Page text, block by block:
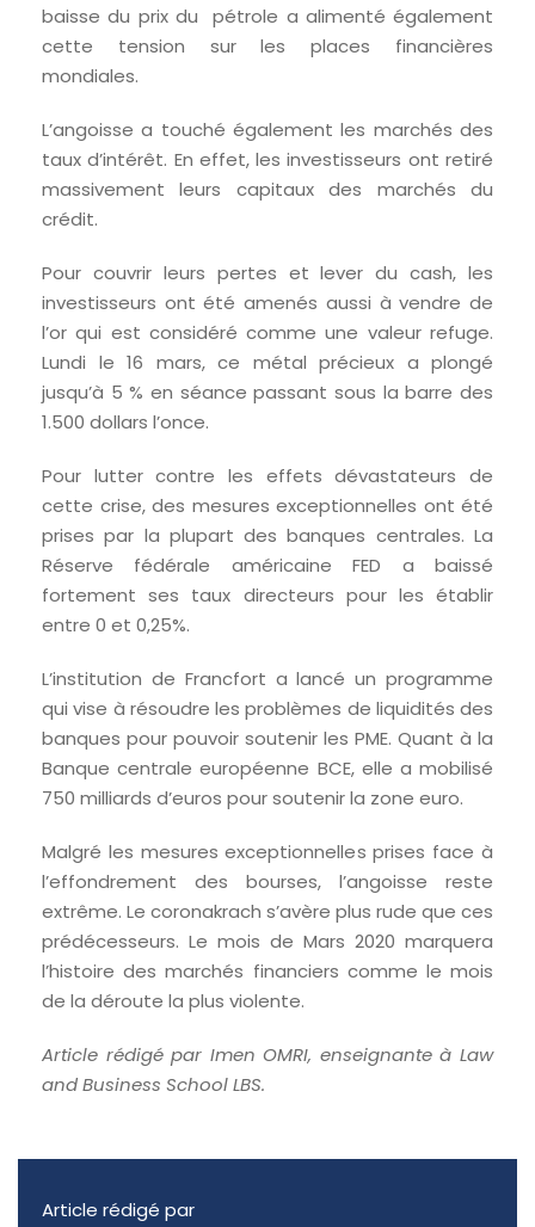
baisse du prix du pétrole a alimenté également
cette tension sur les places financières
mondiales.
L’angoisse a touché également les marchés des
taux d’intérêt. En effet, les investisseurs ont retiré
massivement leurs capitaux des marchés du
crédit.
Pour couvrir leurs pertes et lever du cash, les
investisseurs ont été amenés aussi à vendre de
l’or qui est considéré comme une valeur refuge.
Lundi le 16 mars, ce métal précieux a plongé
jusqu’à 5 % en séance passant sous la barre des
1.500 dollars l’once.
Pour lutter contre les effets dévastateurs de
cette crise, des mesures exceptionnelles ont été
prises par la plupart des banques centrales. La
Réserve fédérale américaine FED a baissé
fortement ses taux directeurs pour les établir
entre 0 et 0,25%.
L’institution de Francfort a lancé un programme
qui vise à résoudre les problèmes de liquidités des
banques pour pouvoir soutenir les PME. Quant à la
Banque centrale européenne BCE, elle a mobilisé
750 milliards d’euros pour soutenir la zone euro.
Malgré les mesures exceptionnelles prises face à
l’effondrement des bourses, l’angoisse reste
extrême. Le coronakrach s’avère plus rude que ces
prédécesseurs. Le mois de Mars 2020 marquera
l’histoire des marchés financiers comme le mois
de la déroute la plus violente.
Article rédigé par Imen OMRI, enseignante à Law
and Business School LBS.
Article rédigé par